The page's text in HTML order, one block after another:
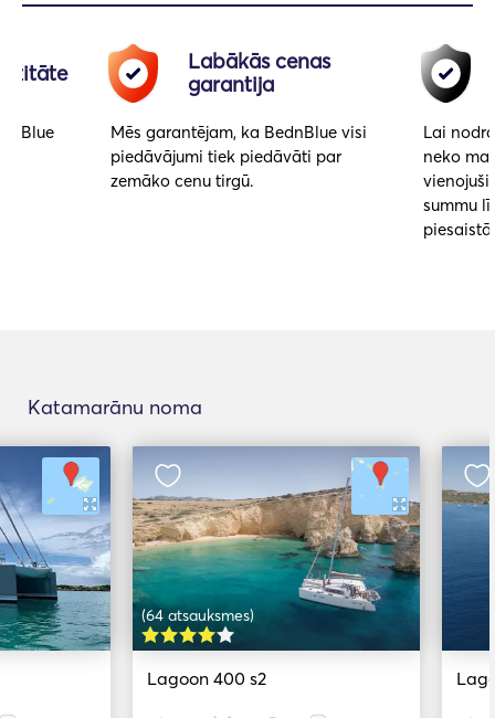
Labākās cenas
garantija
Mēs garantējam, ka BednBlue visi
piedāvājumi tiek piedāvāti par
zemāko cenu tirgū.
Lai
neko
summu
Katamarānu noma
(64 atsauksmes)
Lagoon 400 s2